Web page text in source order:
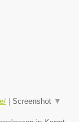
Screenshot ▼